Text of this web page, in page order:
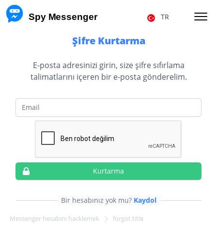
Spy Messenger TR
FB MESSENGER HESABINI GERI YÜKLEME
FACEBOOK KULLANICI KONUMU
FB MESSENGER TAKIP
MESSENGER ÇAĞRILARINI TAKIP ETME
Fiyat
Hakkımızda
Yorumlar
Şifre Kurtarma
E-posta adresinizi girin, size şifre sıfırlama
talimatlarını içeren bir e-posta gönderelim.
E-posta
Kurtarma
Bir hesabınız yok mu? Kaydol
Messenger hesabını hacklemek forgot.title
HEMEN KAYDOLUN